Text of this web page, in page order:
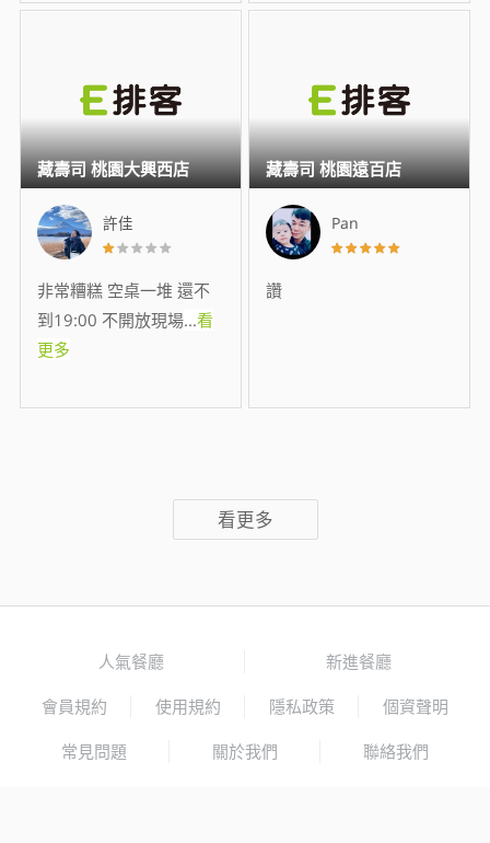
許佳
非常糟糕 空桌一堆 還不
到19:00 不開放現場...看
更多
藏壽司 桃園大興西店
Pan
讚
藏壽司 桃園遠百店
看更多
人氣餐廳 新進餐廳
會員規約 使用規約 隱私政策 個資聲明
常見問題 關於我們 聯絡我們